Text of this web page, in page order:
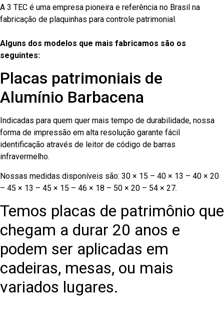
A 3 TEC é uma empresa pioneira e referência no Brasil na
fabricação de plaquinhas para controle patrimonial.
Alguns dos modelos que mais fabricamos são os
seguintes:
Placas patrimoniais de
Alumínio Barbacena
Indicadas para quem quer mais tempo de durabilidade, nossa
forma de impressão em alta resolução garante fácil
identificação através de leitor de código de barras
infravermelho.
Nossas medidas disponíveis são: 30 × 15 – 40 × 13 – 40 × 20
– 45 × 13 – 45 × 15 – 46 × 18 – 50 × 20 – 54 × 27.
Temos placas de patrimônio que
chegam a durar 20 anos e
podem ser aplicadas em
cadeiras, mesas, ou mais
variados lugares.